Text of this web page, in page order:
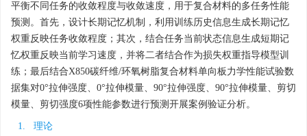
平衡不同任务的收敛程度与收敛速度，用于复合材料的多任务性能
预测。首先，设计长期记忆机制，利用训练历史信息生成长期记忆
权重反映任务收敛程度；其次，结合任务当前状态信息生成短期记
忆权重反映当前学习速度，并将二者结合作为损失权重指导模型训
练；最后结合X850碳纤维/环氧树脂复合材料单向板力学性能试验数
据集对0°拉伸强度、0°拉伸模量、90°拉伸强度、90°拉伸模量、剪切
模量、剪切强度6项性能参数进行预测开展案例验证分析。
1. 理论